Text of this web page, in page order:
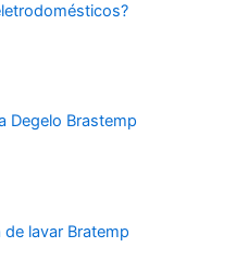
Degelo Brastemp
lavar Bratemp